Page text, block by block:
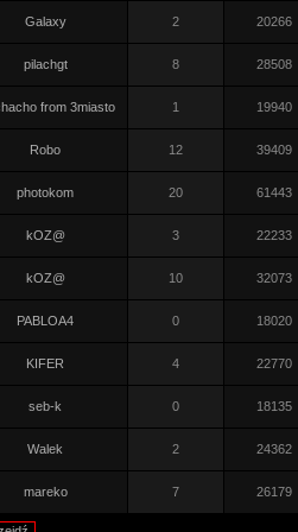
Galaxy 2 20266
pilachgt 8 28508
from 3miasto 1 19940
Robo 12 39409
photokom 20 61443
kOZ@ 3 22233
kOZ@ 10 32073
PABLOA4 0 18020
KIFER 4 22770
seb-k 0 18135
Walek 2 24362
mareko 7 26179